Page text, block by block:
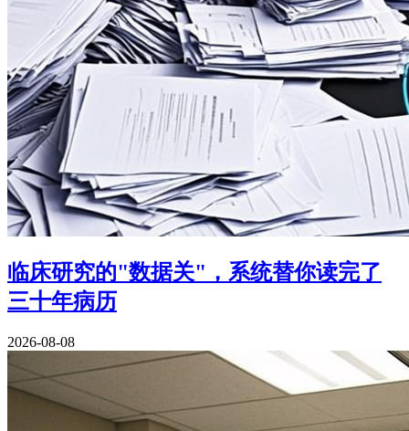
临床研究的"数据关"，系统替你读完了
三十年病历
2026-08-08